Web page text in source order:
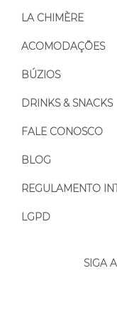
LA CHIMÈRE
ACOMODAÇÕES
BÚZIOS
DRINKS & SNACKS
FALE CONOSCO
BLOG
REGULAMENTO
LGPD
SIGA